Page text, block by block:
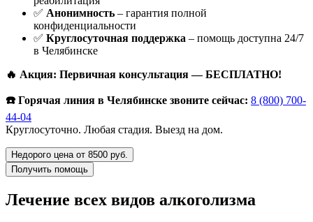
✅ Анонимность – гарантия полной
конфиденциальности
✅ Круглосуточная поддержка – помощь доступна 24/7
в Челябинске
🔥 Акция: Первичная консультация — БЕСПЛАТНО!
☎️ Горячая линия в Челябинске звоните сейчас: 8 (800) 700-
44-04
Круглосуточно. Любая стадия. Выезд на дом.
Недорого цена от 8500 руб.
Получить помощь
Лечение всех видов алкоголизма